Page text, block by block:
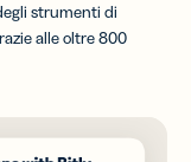
strumenti di
alle oltre 800